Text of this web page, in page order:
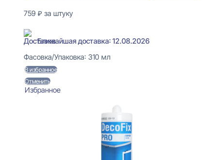
759 ₽ за штуку
Ближайшая доставка: 12.08.2026
Фасовка/Упаковка: 310 мл
В избранное
Отменить
Избранное